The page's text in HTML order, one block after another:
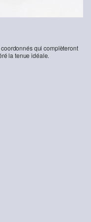
qui complèteront
la tenue idéale.